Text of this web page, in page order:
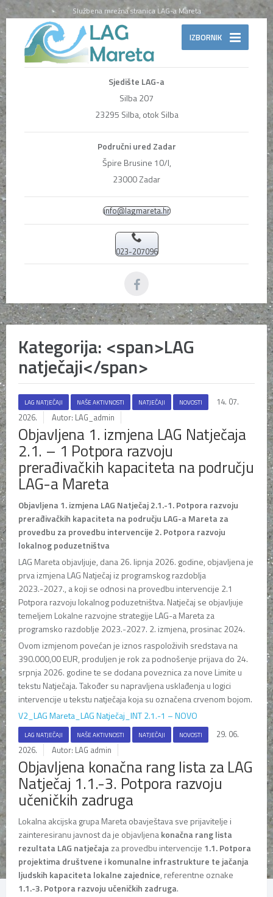
Službena mrežna stranica LAG-a Mareta
IZBORNIK
Sjedište LAG-a
Silba 207
23295 Silba, otok Silba
Područni ured Zadar
Špire Brusine 10/I,
23000 Zadar
info@lagmareta.hr
023-207096
Kategorija: <span>LAG
natječaji</span>
LAG NATJEČAJI NAŠE AKTIVNOSTI NATJEČAJI NOVOSTI
14. 07.
2026.
Autor: LAG_admin
Objavljena 1. izmjena LAG Natječaja
2.1. – 1 Potpora razvoju
prerađivačkih kapaciteta na području
LAG-a Mareta
Objavljena 1. izmjena LAG Natječaj 2.1.-1. Potpora razvoju
prerađivačkih kapaciteta na području LAG-a Mareta za
provedbu za provedbu intervencije 2. Potpora razvoju
lokalnog poduzetništva
LAG Mareta objavljuje, dana 26. lipnja 2026. godine, objavljena je
prva izmjena LAG Natječaj iz programskog razdoblja
2023.-2027., a koji se odnosi na provedbu intervencije 2.1
Potpora razvoju lokalnog poduzetništva. Natječaj se objavljuje
temeljem Lokalne razvojne strategije LAG-a Mareta za
programsko razdoblje 2023.-2027. 2. izmjena, prosinac 2024.
Ovom izmjenom povećan je iznos raspoloživih sredstava na
390.000,00 EUR, produljen je rok za podnošenje prijava do 24.
srpnja 2026. godine te se dodana poveznica za nove Limite u
tekstu Natječaja. Također su napravljena usklađenja u logici
intervencije u tekstu natječaja koja su označena crvenom bojom.
V2_LAG Mareta_LAG Natječaj_INT 2.1.-1 – NOVO
LAG NATJEČAJI NAŠE AKTIVNOSTI NATJEČAJI NOVOSTI
29. 06.
2026.
Autor: LAG admin
Objavljena konačna rang lista za LAG
Natječaj 1.1.-3. Potpora razvoju
učeničkih zadruga
Lokalna akcijska grupa Mareta obavještava sve prijavitelje i
zainteresiranu javnost da je objavljenakonačna rang lista
rezultata LAG natječaja za provedbu intervencije 1.1. Potpora
projektima društvene i komunalne infrastrukture te jačanja
ljudskih kapaciteta lokalne zajednice, referentne oznake
1.1.-3. Potpora razvoju učeničkih zadruga.